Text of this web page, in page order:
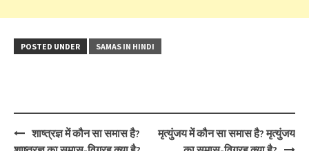
POSTED UNDER SAMAS IN HINDI
Post
navigation
शाष्त्रज्ञ में कौन सा समास है?
मृत्युंजय में कौन सा समास है? मृत्युंजय